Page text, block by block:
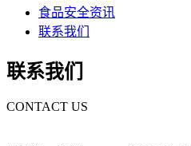
食品安全资讯
联系我们
联系我们
CONTACT US